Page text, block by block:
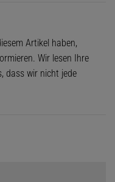
Artikel haben,
Wir lesen Ihre
dass wir nicht jede